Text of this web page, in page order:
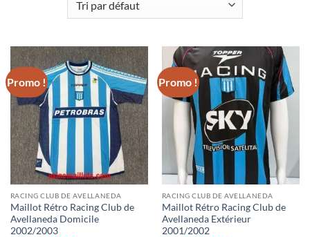
Promo !
RACING CLUB DE AVELLANEDA
Maillot Rétro Racing Club de
Avellaneda Domicile
2002/2003
Promo !
RACING CLUB DE AVELLANEDA
Maillot Rétro Racing Club de
Avellaneda Extérieur
2001/2002